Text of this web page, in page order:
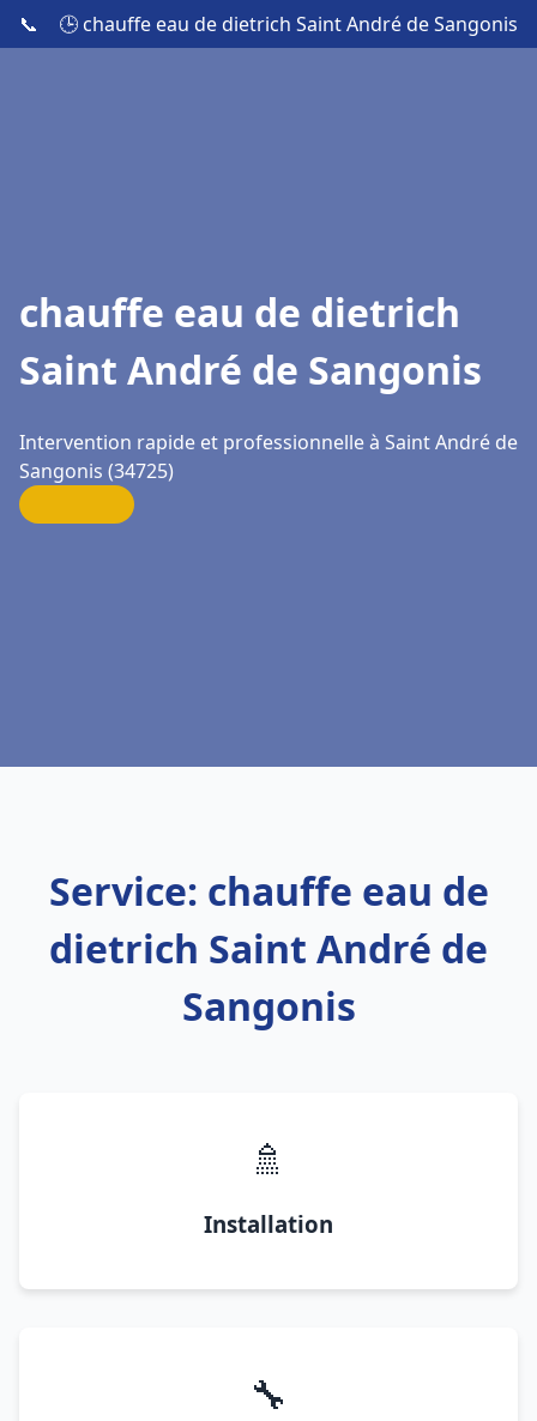
📞 🕒 chauffe eau de dietrich Saint André de Sangonis
chauffe eau de dietrich
Saint André de Sangonis
Intervention rapide et professionnelle à Saint André de
Sangonis (34725)
Service: chauffe eau de
dietrich Saint André de
Sangonis
🚿
Installation
🔧